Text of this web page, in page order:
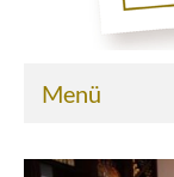
Menü
Home